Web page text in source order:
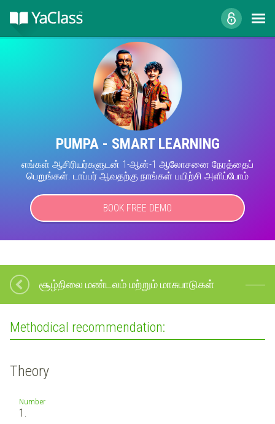
PUMPA - SMART LEARNING
எங்கள் ஆசிரியர்களுடன் 1-ஆன்-1 ஆலோசனை நேரத்தைப்
பெறுங்கள். டாப்பர் ஆவதற்கு நாங்கள் பயிற்சி அளிப்போம்
BOOK FREE DEMO
சூழ்நிலை மண்டலம் மற்றும் மாசுபாடுகள்
Methodical recommendation:
Theory
Number
1.